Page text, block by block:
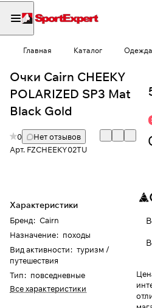
Главная Каталог Одежда
Очки Cairn CHEEKY
POLARIZED SP3 Mat
Black Gold
0
Нет отзывов
Арт. FZCHEEKY02TU
Характеристики
Бренд: Cairn
Назначение: походы
Вид активности: туризм /
путешествия
Тип: повседневные
Все характеристики